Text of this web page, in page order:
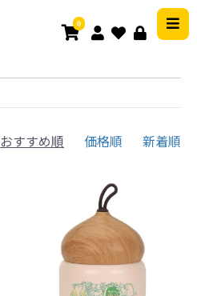
0
おすすめ順 価格順 新着順